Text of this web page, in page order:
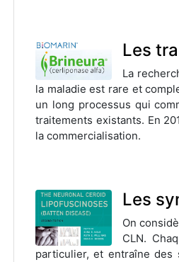
Les
La
la maladie est rare et
un long processus qui
traitements existants. En
la commercialisation.
Les
On
CLN.
particulier, et entraîne des